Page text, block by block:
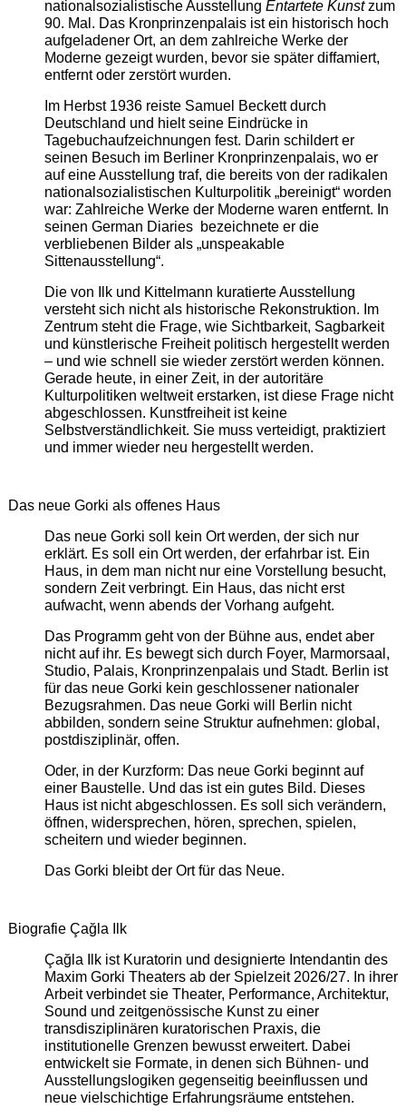
nationalsozialistische Ausstellung Entartete Kunstzum
90. Mal. Das Kronprinzenpalais ist ein historisch hoch
aufgeladener Ort, an dem zahlreiche Werke der
Moderne gezeigt wurden, bevor sie später diffamiert,
entfernt oder zerstört wurden.
Im Herbst 1936 reiste Samuel Beckett durch
Deutschland und hielt seine Eindrücke in
Tagebuchaufzeichnungen fest. Darin schildert er
seinen Besuch im Berliner Kronprinzenpalais, wo er
auf eine Ausstellung traf, die bereits von der radikalen
nationalsozialistischen Kulturpolitik „bereinigt“ worden
war: Zahlreiche Werke der Moderne waren entfernt. In
seinen German Diaries bezeichnete er die
verbliebenen Bilder als „unspeakable
Sittenausstellung“.
Die von Ilk und Kittelmann kuratierte Ausstellung
versteht sich nicht als historische Rekonstruktion. Im
Zentrum steht die Frage, wie Sichtbarkeit, Sagbarkeit
und künstlerische Freiheit politisch hergestellt werden
– und wie schnell sie wieder zerstört werden können.
Gerade heute, in einer Zeit, in der autoritäre
Kulturpolitiken weltweit erstarken, ist diese Frage nicht
abgeschlossen. Kunstfreiheit ist keine
Selbstverständlichkeit. Sie muss verteidigt, praktiziert
und immer wieder neu hergestellt werden.
Das neue Gorki als offenes Haus
Das neue Gorki soll kein Ort werden, der sich nur
erklärt. Es soll ein Ort werden, der erfahrbar ist. Ein
Haus, in dem man nicht nur eine Vorstellung besucht,
sondern Zeit verbringt. Ein Haus, das nicht erst
aufwacht, wenn abends der Vorhang aufgeht.
Das Programm geht von der Bühne aus, endet aber
nicht auf ihr. Es bewegt sich durch Foyer, Marmorsaal,
Studio, Palais, Kronprinzenpalais und Stadt. Berlin ist
für das neue Gorki kein geschlossener nationaler
Bezugsrahmen. Das neue Gorki will Berlin nicht
abbilden, sondern seine Struktur aufnehmen: global,
postdisziplinär, offen.
Oder, in der Kurzform: Das neue Gorki beginnt auf
einer Baustelle. Und das ist ein gutes Bild. Dieses
Haus ist nicht abgeschlossen. Es soll sich verändern,
öffnen, widersprechen, hören, sprechen, spielen,
scheitern und wieder beginnen.
Das Gorki bleibt der Ort für das Neue.
Biografie Çağla Ilk
Çağla Ilk ist Kuratorin und designierte Intendantin des
Maxim Gorki Theaters ab der Spielzeit 2026/27. In ihrer
Arbeit verbindet sie Theater, Performance, Architektur,
Sound und zeitgenössische Kunst zu einer
transdisziplinären kuratorischen Praxis, die
institutionelle Grenzen bewusst erweitert. Dabei
entwickelt sie Formate, in denen sich Bühnen- und
Ausstellungslogiken gegenseitig beeinflussen und
neue vielschichtige Erfahrungsräume entstehen.